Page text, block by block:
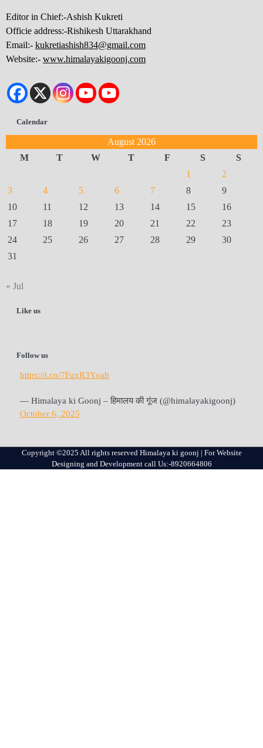
Editor in Chief:-Ashish Kukreti
Officie address:-Rishikesh Uttarakhand
Email:- kukretiashish834@gmail.com
Website:- www.himalayakigoonj.com
Calendar
August 2026
M
T W T F S
S
1
2
3
4 5 6 7 8
9
10
11 12 13 14 15
16
17
18 19 20 21 22
23
24
25 26 27 28 29
30
31
« Jul
Like us
Follow us
https://t.co/7FqxR3Yoah
— Himalaya ki Goonj – हिमालय की गूंज (@himalayakigoonj)
October 6, 2025
Copyright ©2025 All rights reserved Himalaya ki goonj | For Website
Designing and Development call Us:-8920664806